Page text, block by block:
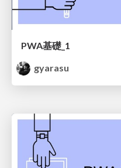
PWA基礎_1
gyarasu